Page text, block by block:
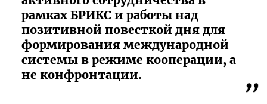
рамках БРИКС и работы над
позитивной повесткой дня для
формирования международной
системы в режиме кооперации, а
не конфронтации.